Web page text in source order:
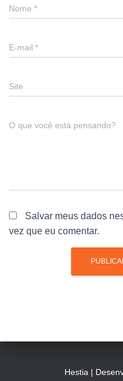
Nome *
E-mail *
Site
O que você está pensando?
Salvar meus dados
vez que eu comentar.
Hestia |